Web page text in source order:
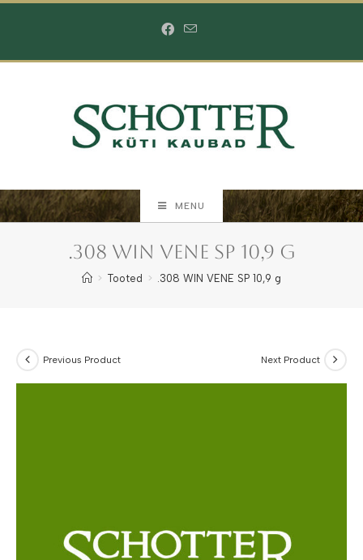
MENU
.308 WIN VENE SP 10,9 g
> Tooted > .308 WIN VENE SP 10,9 g
Previous Product Next Product